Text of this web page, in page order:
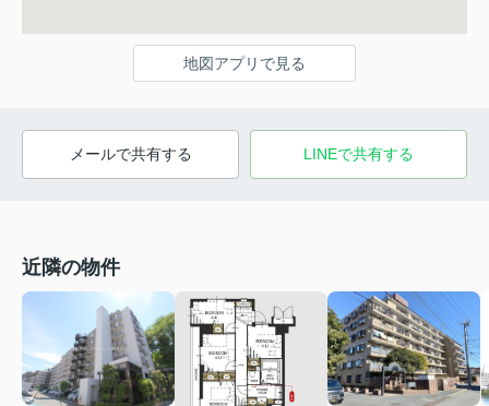
地図アプリで見る
メールで共有する LINEで共有する
近隣の物件